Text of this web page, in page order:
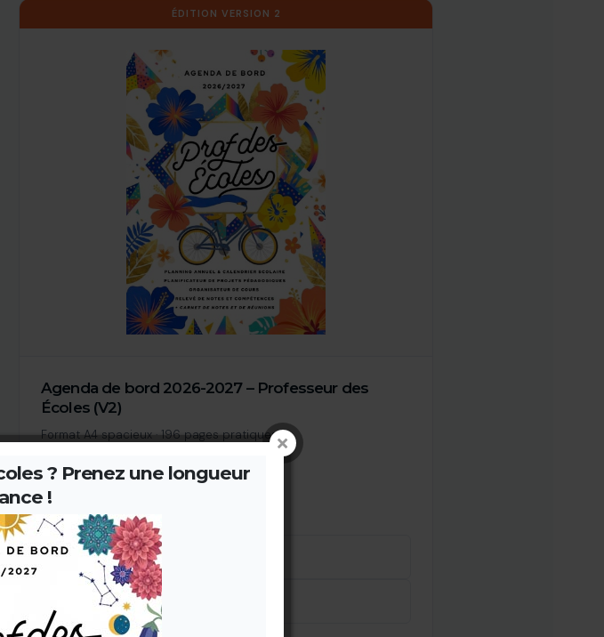
ÉDITION VERSION 2
Agenda de bord 2026-2027 – Professeur des
Écoles (V2)
Format A4 spacieux · 196 pages pratiques
11,90 €
? Prenez une longueur
!